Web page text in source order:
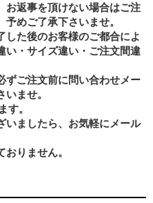
返事を頂けない場合はご注
めご了承下さいませ。
した後のお客様のご都合によ
い・サイズ違い・ご注文間違
ずご注文前に問い合わせメー
ませ。
す。
いましたら、お気軽にメール
りません。